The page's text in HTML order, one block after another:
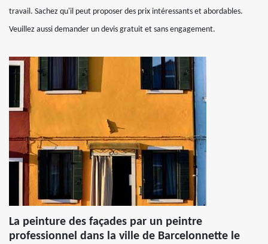
travail. Sachez qu'il peut proposer des prix intéressants et abordables.
Veuillez aussi demander un devis gratuit et sans engagement.
La peinture des façades par un peintre
professionnel dans la ville de Barcelonnette le